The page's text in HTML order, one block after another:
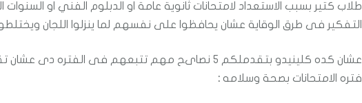
طلاب كتير بسبب الاستعداد لامتحانات ثانوية عامة او الدبلوم الفني او
التفكير فى طرق الوقاية عشان يحافظوا على نفسهم لما ينزلوا اللجان
عشان كده كلينيدو بتقدملكم 5 نصاىح مهم تتبعهم فى
فتره الامتحانات بصحة وسلامه :